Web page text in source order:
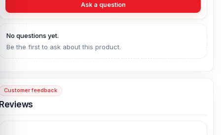
Ask a question
No questions yet.
Be the first to ask about this product.
Customer feedback